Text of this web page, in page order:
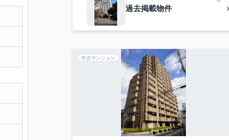
過去掲載物件
中古マンション